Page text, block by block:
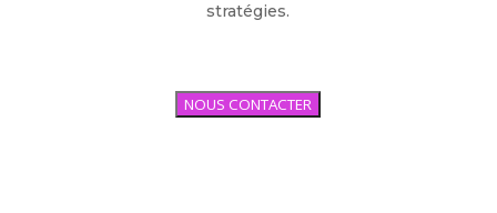
stratégies.
NOUS CONTACTER